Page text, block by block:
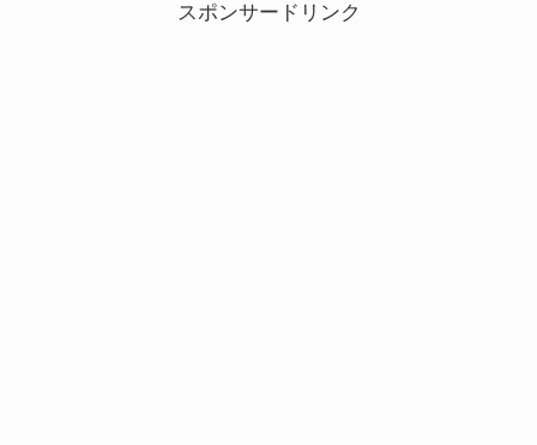
スポンサードリンク